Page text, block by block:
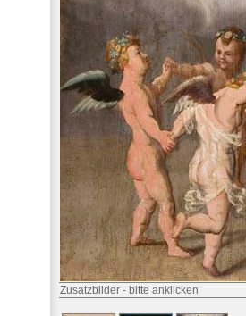
Zusatzbilder - bitte anklicken